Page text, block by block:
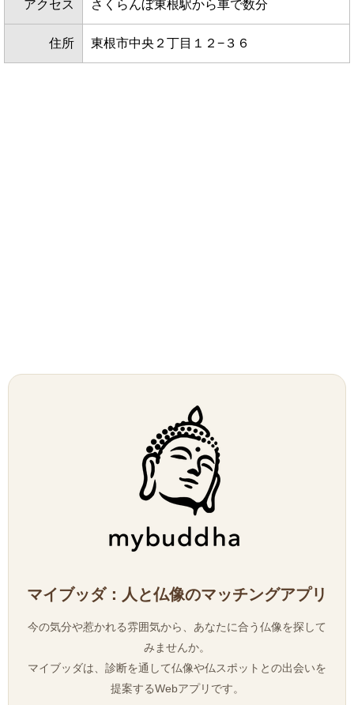
アクセス さくらんぼ東根駅から車で数分
住所 東根市中央２丁目１２−３６
マイブッダ：人と仏像のマッチングアプリ
今の気分や惹かれる雰囲気から、あなたに合う仏像を探して
みませんか。
マイブッダは、診断を通して仏像や仏スポットとの出会いを
提案するWebアプリです。